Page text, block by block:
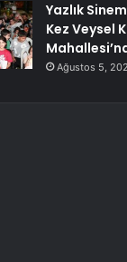
Yazlık
Kez Veysel
Ağustos 5,